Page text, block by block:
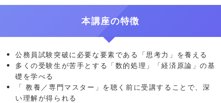
本講座の特徴
公務員試験突破に必要な要素である「思考力」を養える
多くの受験生が苦手とする「数的処理」「経済原論」の基
礎を学べる
「 教養／専門マスター」を聴く前に受講することで、深
い理解が得られる